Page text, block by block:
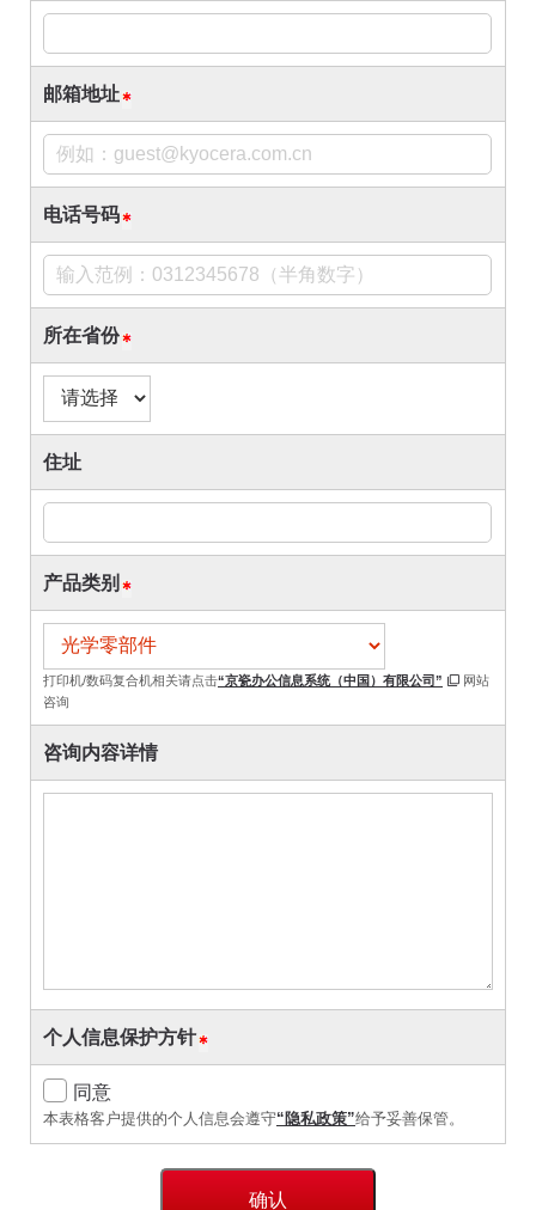
邮箱地址
电话号码
所在省份
住址
产品类别
打印机/数码复合机相关请点击“京瓷办公信息系统（中国）有限公司”
网站
咨询
咨询内容详情
个人信息保护方针
同意
本表格客户提供的个人信息会遵守“隐私政策”给予妥善保管。